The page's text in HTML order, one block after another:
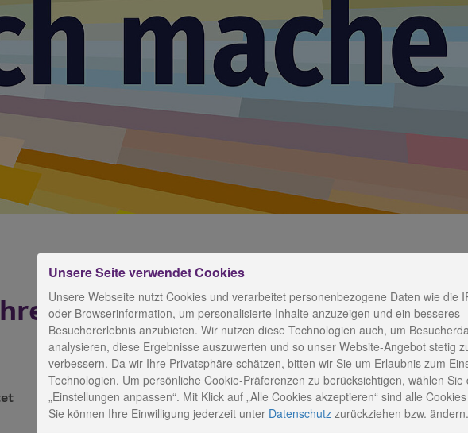
verheiratet
Unsere Seite verwendet Cookies
Unsere Webseite nutzt Cookies und verarbeitet personenbezogene Daten wie die
oder Browserinformation, um personalisierte Inhalte anzuzeigen und ein besseres
Besuchererlebnis anzubieten. Wir nutzen diese Technologien auch, um
analysieren, diese Ergebnisse auszuwerten und so unser Website-Angebot stetig
verbessern. Da wir Ihre Privatsphäre schätzen, bitten wir Sie um Erlaubnis zum
Technologien. Um persönliche Cookie-Präferenzen zu berücksichtigen, wählen Sie
„Einstellungen anpassen“. Mit Klick auf „Alle Cookies akzeptieren“ sind alle
Sie können Ihre Einwilligung jederzeit unter Datenschutz zurückziehen bzw. ändern.